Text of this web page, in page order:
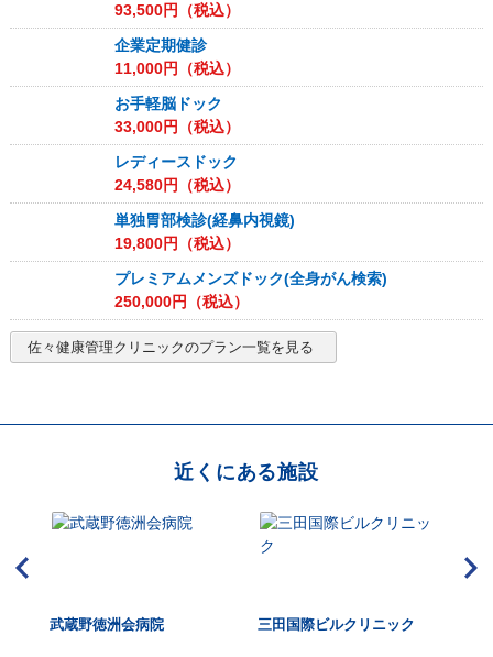
93,500円（税込）
企業定期健診
11,000円（税込）
お手軽脳ドック
33,000円（税込）
レディースドック
24,580円（税込）
単独胃部検診(経鼻内視鏡)
19,800円（税込）
プレミアムメンズドック(全身がん検索)
250,000円（税込）
佐々健康管理クリニックのプラン一覧を見る
近くにある施設
武蔵野徳洲会病院 三田国際ビルクリニック